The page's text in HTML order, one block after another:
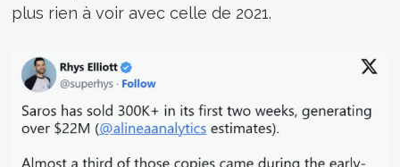
plus rien à voir avec celle de 2021.